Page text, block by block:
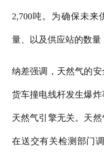
2,700吨。为确保未来
量、以及供应站的数量
纳差强调，天然气的
货车撞电线杆发生爆
天然气引擎无关。天
在送交有关检测部门